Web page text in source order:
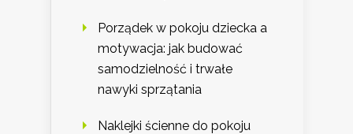
Porządek w pokoju dziecka a
motywacja: jak budować
samodzielność i trwałe
nawyki sprzątania
Naklejki ścienne do pokoju